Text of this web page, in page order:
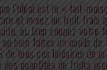
l’idéal est le « fait-
et mixez un fruit frais
ou bien coupez
bien faites un coulis
de tous ces linéaires de
des quantités de fruits